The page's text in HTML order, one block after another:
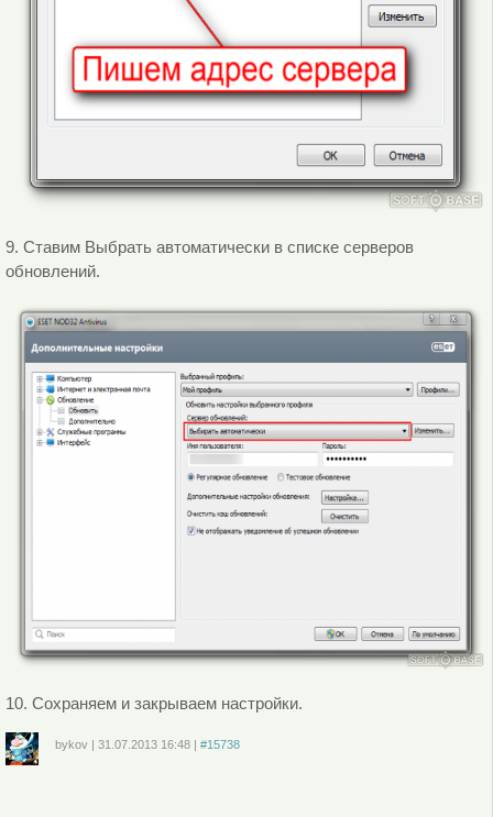
9. Ставим Выбрать автоматически в списке серверов
обновлений.
10. Сохраняем и закрываем настройки.
bykov| 31.07.2013 16:48| #15738